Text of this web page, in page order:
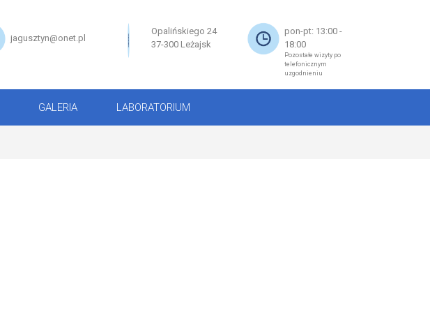
jagusztyn@onet.pl
Opalińskiego 24
37-300 Leżajsk
pon-pt: 13:00 -
18:00
Pozostałe wizyty po
telefonicznym
uzgodnieniu
GALERIA LABORATORIUM